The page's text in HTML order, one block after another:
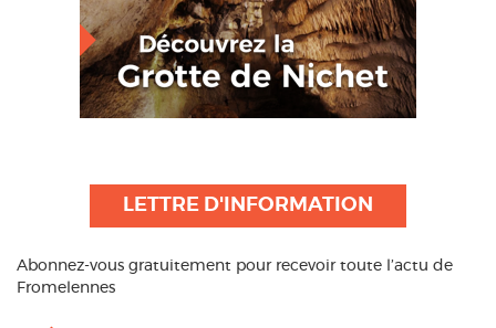
LETTRE D'INFORMATION
Abonnez-vous gratuitement pour recevoir toute l’actu de
Fromelennes